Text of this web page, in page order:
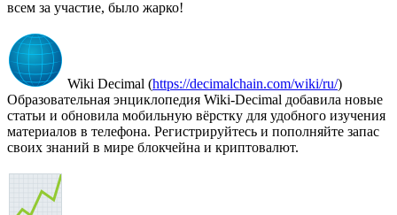
всем за участие, было жарко!
Wiki Decimal (https://decimalchain.com/wiki/ru/)
Образовательная энциклопедия Wiki-Decimal добавила новые
статьи и обновила мобильную вёрстку для удобного изучения
материалов в телефона. Регистрируйтесь и пополняйте запас
своих знаний в мире блокчейна и криптовалют.